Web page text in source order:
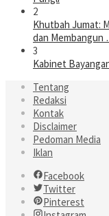
2
Khutbah Jumat:
dan Membangun
3
Kabinet
Tentang
Redaksi
Kontak
Disclaimer
Pedoman Media
Iklan
Facebook
Twitter
Pinterest